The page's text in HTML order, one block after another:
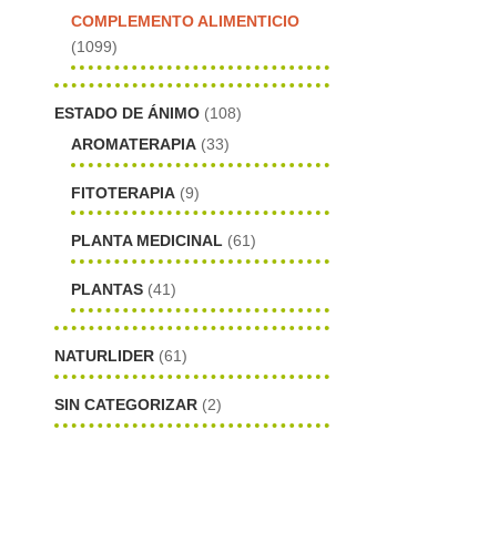
COMPLEMENTO ALIMENTICIO
(1099)
ESTADO DE ÁNIMO (108)
AROMATERAPIA (33)
FITOTERAPIA (9)
PLANTA MEDICINAL (61)
PLANTAS (41)
NATURLIDER (61)
SIN CATEGORIZAR (2)